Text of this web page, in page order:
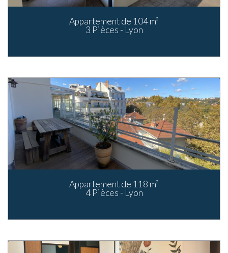
Appartement de 104 m²
3 Pièces - Lyon
Appartement de 118 m²
4 Pièces - Lyon